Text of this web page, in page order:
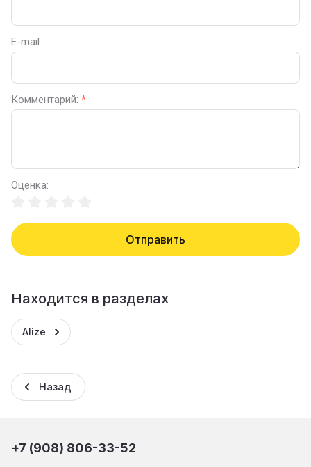
E-mail:
Комментарий: *
Оценка:
Отправить
Находится в разделах
Alize
Назад
+7 (908) 806-33-52